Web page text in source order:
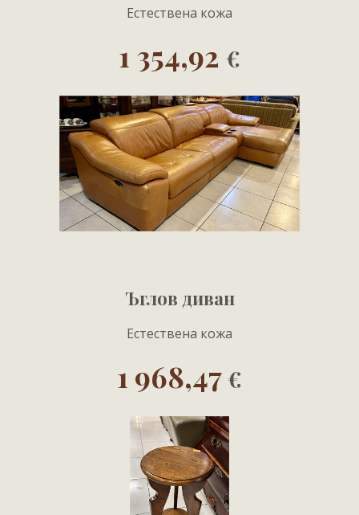
Естествена кожа
1 354,92 €
Ъглов диван
Естествена кожа
1 968,47 €